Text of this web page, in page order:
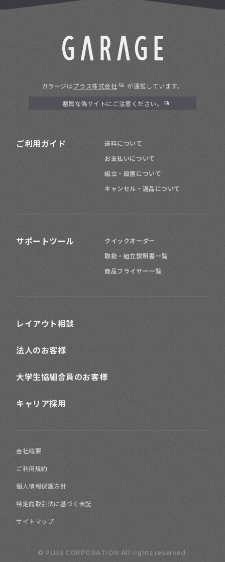
ガラージはプラス株式会社 が運営しています。
悪質な偽サイトにご注意ください。
ご利用ガイド
送料について
お支払いについて
組立・設置について
キャンセル・返品について
サポートツール
クイックオーダー
取扱・組立説明書一覧
商品フライヤー一覧
レイアウト相談
法人のお客様
大学生協組合員のお客様
キャリア採用
会社概要
ご利用規約
個人情報保護方針
特定商取引法に基づく表記
サイトマップ
© PLUS CORPORATION All rights reserved.